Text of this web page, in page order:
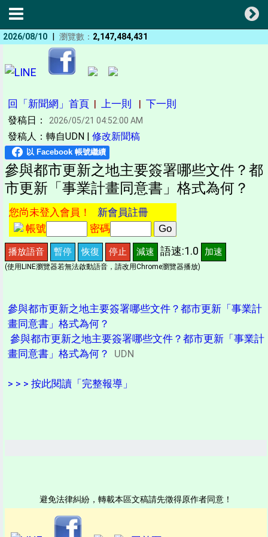
2026/08/10 | 瀏覽數： 2,147,484,431
回「新聞網」首頁 | 上一則 | 下一則
發稿日： 2026/05/21 04:52:00 AM
發稿人：轉自UDN | 修改新聞稿
參與都市更新之地主要簽署哪些文件？都
市更新「事業計畫同意書」格式為何？
您尚未登入會員！ 新會員註冊
帳號
密碼
播放語音 暫停 恢復 停止 減速 語速:1.0 加速
(使用LINE瀏覽器若無法啟動語音，請改用Chrome瀏覽器播放)
參與都市更新之地主要簽署哪些文件？都市更新「事業計
畫同意書」格式為何？
參與都市更新之地主要簽署哪些文件？都市更新「事業計
畫同意書」格式為何？
UDN
> > > 按此閱讀「完整報導」
避免法律糾紛，轉載本區文稿請先徵得原作者同意！